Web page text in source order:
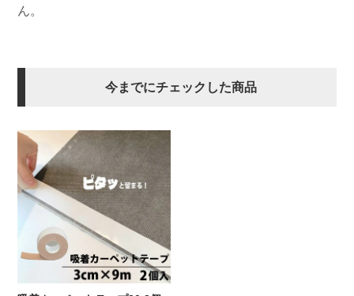
ん。
今までにチェックした商品